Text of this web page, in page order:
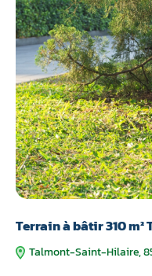
Terrain à bâtir 310
Talmont-Saint-Hilaire,